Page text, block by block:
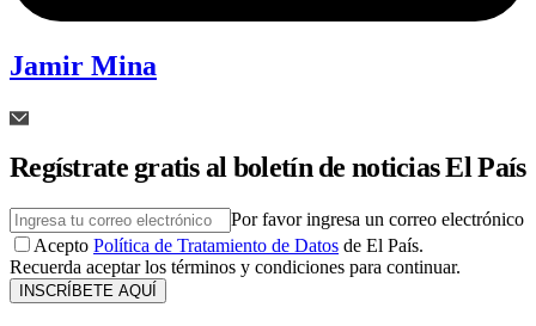
Jamir Mina
Regístrate gratis al boletín de noticias El País
Por favor ingresa un correo electrónico
Acepto Política de Tratamiento de Datos de El País.
Recuerda aceptar los términos y condiciones para continuar.
INSCRÍBETE AQUÍ